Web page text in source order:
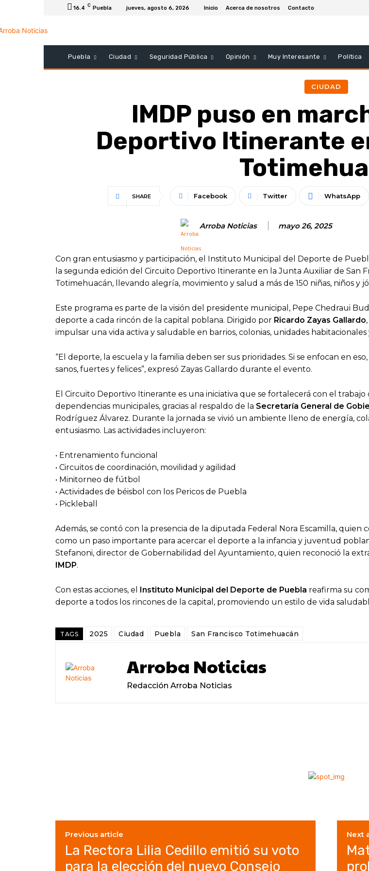
16.4 C Puebla jueves, agosto 6, 2026 Inicio Acerca de nosotros Contacto
Puebla Ciudad Seguridad Pública Opinión Muy Interesante Política
CIUDAD
IMDP puso en
Deportivo Itinerante
SHARE Facebook Twitter WhatsApp
Arroba Noticias mayo 26, 2025
Con gran entusiasmo y participación, el Instituto Municipal del Deporte de
la segunda edición del Circuito Deportivo Itinerante en la Junta Auxiliar de San
Totimehuacán, llevando alegría, movimiento y salud a más de 150 niñas, niños y
Este programa es parte de la visión del presidente municipal, Pepe Chedraui
deporte a cada rincón de la capital poblana. Dirigido por Ricardo Zayas Gallardo
impulsar una vida activa y saludable en barrios, colonias, unidades habitacionales
“El deporte, la escuela y la familia deben ser sus prioridades. Si se enfocan en
sanos, fuertes y felices”, expresó Zayas Gallardo durante el evento.
El Circuito Deportivo Itinerante es una iniciativa que se fortalecerá con el
dependencias municipales, gracias al respaldo de la Secretaría General de
Rodríguez Álvarez. Durante la jornada se vivió un ambiente lleno de energía,
entusiasmo. Las actividades incluyeron:
• Entrenamiento funcional
• Circuitos de coordinación, movilidad y agilidad
• Minitorneo de fútbol
• Actividades de béisbol con los Pericos de Puebla
• Pickleball
Además, se contó con la presencia de la diputada Federal Nora Escamilla, quien
como un paso importante para acercar el deporte a la infancia y juventud
Stefanoni, director de Gobernabilidad del Ayuntamiento, quien reconoció la
IMDP.
Con estas acciones, el Instituto Municipal del Deporte de Puebla reafirma su
deporte a todos los rincones de la capital, promoviendo un estilo de vida
TAGS 2025 Ciudad Puebla San Francisco Totimehuacán
Arroba Noticias
Redacción Arroba Noticias
Previous article
La Rectora Lilia Cedillo emitió su voto
para la elección del nuevo Consejo
Next